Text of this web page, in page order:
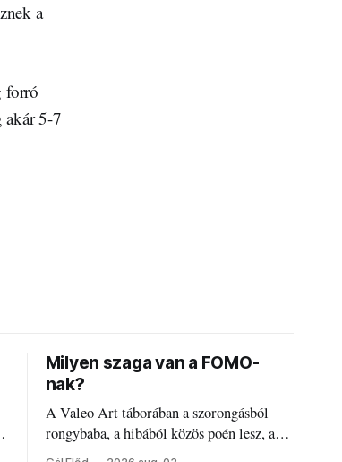
a
forró
akár 5-7
Milyen szaga van a FOMO-
nak?
A Valeo Art táborában a szorongásból
rongybaba, a hibából közös poén lesz, a
régi diákszínjátszók pedig újra és újra